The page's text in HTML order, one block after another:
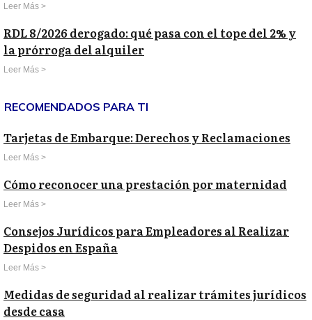
Leer Más >
RDL 8/2026 derogado: qué pasa con el tope del 2% y
la prórroga del alquiler
Leer Más >
RECOMENDADOS PARA TI
Tarjetas de Embarque: Derechos y Reclamaciones
Leer Más >
Cómo reconocer una prestación por maternidad
Leer Más >
Consejos Jurídicos para Empleadores al Realizar
Despidos en España
Leer Más >
Medidas de seguridad al realizar trámites jurídicos
desde casa